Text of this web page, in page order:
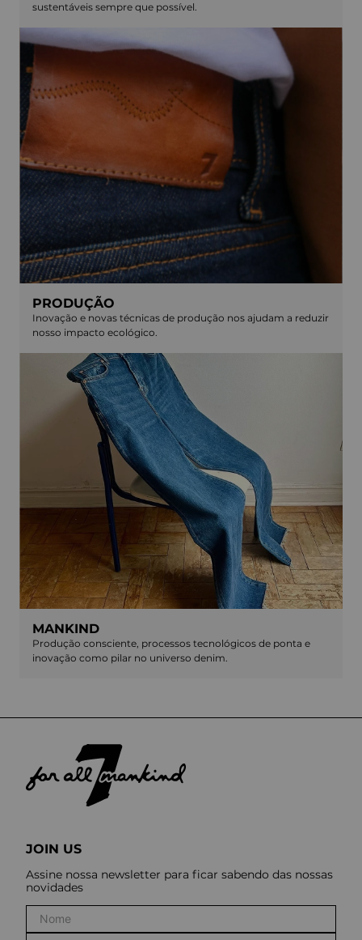
sustentáveis sempre que possível.
PRODUÇÃO
Inovação e novas técnicas de produção nos ajudam a reduzir
nosso impacto ecológico.
MANKIND
Produção consciente, processos tecnológicos de ponta e
inovação como pilar no universo denim.
JOIN US
Assine nossa newsletter para ficar sabendo das nossas
novidades